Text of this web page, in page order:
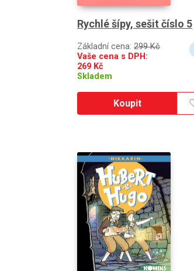
Rychlé šípy, sešit číslo 5
Základní cena: 299 Kč
Vaše cena s DPH:
269 Kč
Skladem
Koupit